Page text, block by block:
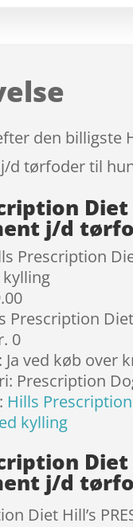
den billigste
d tørfoder til
Diet
j/d
Prescription
Prescription Diet
0
ved køb over
Prescription
Hills
kylling
Diet
j/d
Diet Hill’s